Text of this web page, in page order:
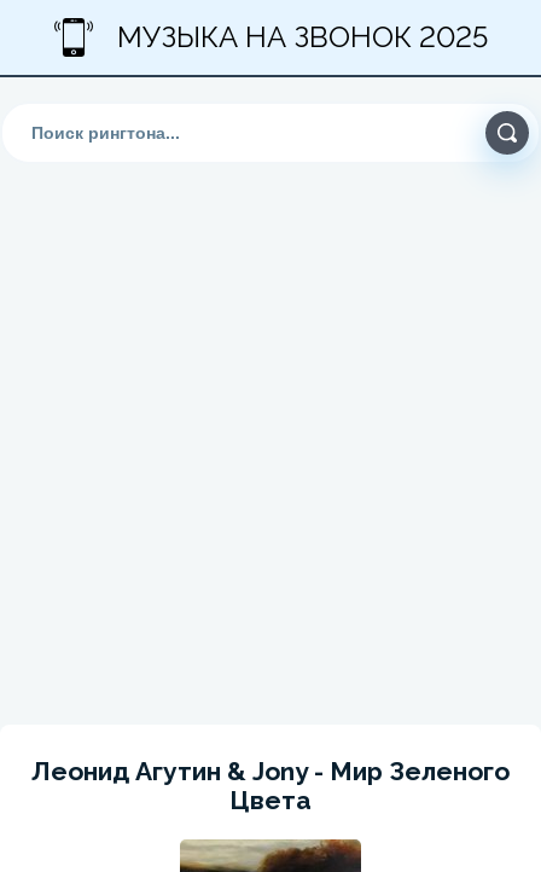
МУЗЫКА НА ЗВОНОК 2025
Леонид Агутин & Jony - Мир Зеленого
Цвета